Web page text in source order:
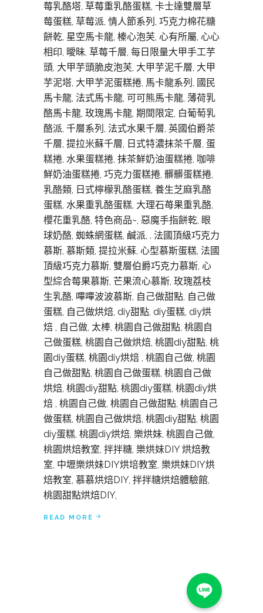
莓乳酪塔, 草莓重乳酪蛋糕, 卡士達雙層草
莓蛋糕, 草莓派, 情人節系列, 巧克力棉花糖
餅乾, 星空馬卡龍, 榛心泡芙, 心有所屬, 心心
相印, 曖昧, 草莓千層, 每日限量大甲手工芋
頭, 大甲芋頭脆皮泡芙, 大甲芋泥千層, 大甲
芋泥塔, 大甲芋泥蛋糕捲, 馬卡龍系列, 國民
馬卡龍, 法式馬卡龍, 可可熊馬卡龍, 薄荷乳
酪馬卡龍, 玫瑰馬卡龍, 期間限定, 白葡萄乳
酪派, 千層系列, 法式水果千層, 英國伯爵茶
千層, 提拉米蘇千層, 日式特濃抹茶千層, 蛋
糕捲, 水果蛋糕捲, 抹茶鮮奶油蛋糕捲, 咖啡
鮮奶油蛋糕捲, 巧克力蛋糕捲, 髒髒蛋糕捲,
乳酪類, 日式檸檬乳酪蛋糕, 養生芝麻乳酪
蛋糕, 水果重乳酪蛋糕, 大理石苺果重乳酪,
櫻花重乳酪, 特色商品~, 惡魔手指餅乾, 眼
球奶酪, 蜘蛛網蛋糕, 鹹派, . 法國頂級巧克力
慕斯, 慕斯類, 提拉米蘇, 心型慕斯蛋糕, 法國
頂級巧克力慕斯, 雙層伯爵巧克力慕斯, 心
型綜合莓果慕斯, 芒果流心慕斯, 玫瑰荔枝
生乳酪, 嗶嗶波波慕斯, 自己做甜點, 自己做
蛋糕, 自己做烘焙, diy甜點, diy蛋糕, diy烘
焙 , 自己做, 太棒, 桃園自己做甜點, 桃園自
己做蛋糕, 桃園自己做烘焙, 桃園diy甜點, 桃
園diy蛋糕, 桃園diy烘焙 , 桃園自己做, 桃園
自己做甜點, 桃園自己做蛋糕, 桃園自己做
烘焙, 桃園diy甜點, 桃園diy蛋糕, 桃園diy烘
焙 , 桃園自己做, 桃園自己做甜點, 桃園自己
做蛋糕, 桃園自己做烘焙, 桃園diy甜點, 桃園
diy蛋糕, 桃園diy烘焙, 樂烘妹, 桃園自己做,
桃園烘焙教室, 拌拌糖, 樂烘妹DIY 烘焙教
室, 中壢樂烘妹DIY烘培教室, 樂烘妹DIY烘
焙教室, 慕慕烘焙DIY, 拌拌糖烘焙體驗館,
桃園甜點烘焙DIY,
READ MORE